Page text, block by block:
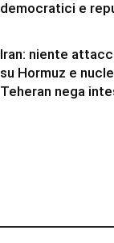
democratici e
Iran: niente
su Hormuz e
Teheran nega